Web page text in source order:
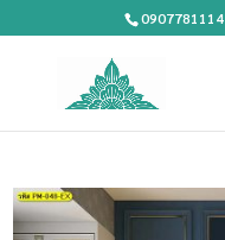
0907781114